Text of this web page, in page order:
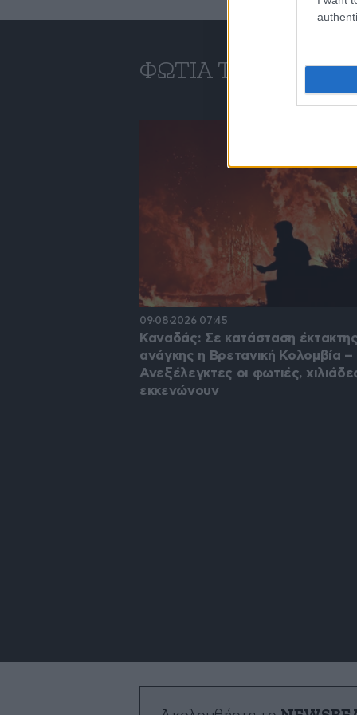
ΦΩΤΙΆ ΤΏΡΑ
09·08·2026 07:45
Καναδάς: Σε κατάσταση έκτακτης
ανάγκης η Βρετανική Κολομβία –
Ανεξέλεγκτες οι φωτιές,
εκκενώνουν